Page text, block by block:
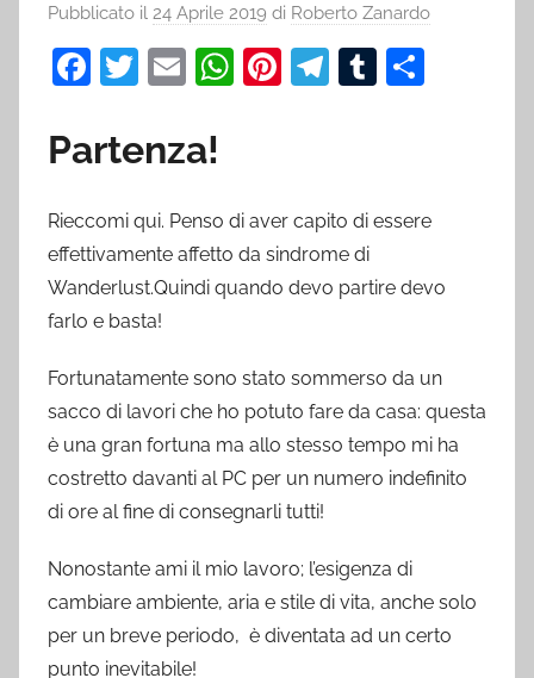
Pubblicato il 24 Aprile 2019 di Roberto Zanardo
F
c
b
o
o
k
T
itt
E
ai
W
A
p
p
Pi
st
T
a
m
T
r
vi
Partenza!
Rieccomi qui. Penso di aver capito di essere
effettivamente affetto da sindrome di
Wanderlust.Quindi quando devo partire devo
farlo e basta!
Fortunatamente sono stato sommerso da un
sacco di lavori che ho potuto fare da casa: questa
è una gran fortuna ma allo stesso tempo mi ha
costretto davanti al PC per un numero indefinito
di ore al fine di consegnarli tutti!
Nonostante ami il mio lavoro; l’esigenza di
cambiare ambiente, aria e stile di vita, anche solo
per un breve periodo, è diventata ad un certo
punto inevitabile!